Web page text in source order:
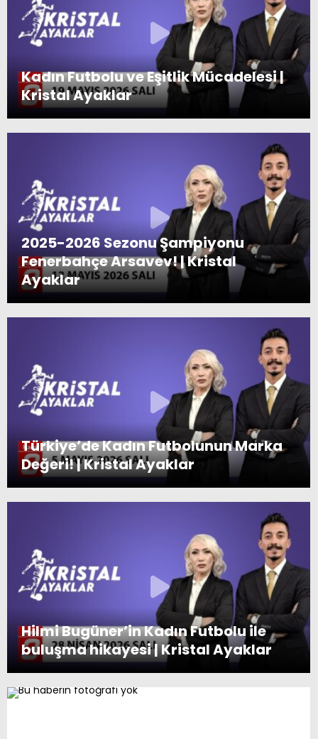
Kristal Ayaklar | 20 Ocak 2026
Kadın Futbolu İçin Çözümler | Kristal
Private video
Private video
Kadın Futbolu ve Eşitlik Mücadelesi |
Kristal Ayaklar
2025-2026 Sezonu Şampiyonu
Fenerbahçe Arsavev! | Kristal
Ayaklar
Türkiye’de Kadın Futbolunun Marka
Değeri! | Kristal Ayaklar
Hilmi Bugüner’in Kadın Futbolu ile
buluşma hikayesi | Kristal Ayaklar